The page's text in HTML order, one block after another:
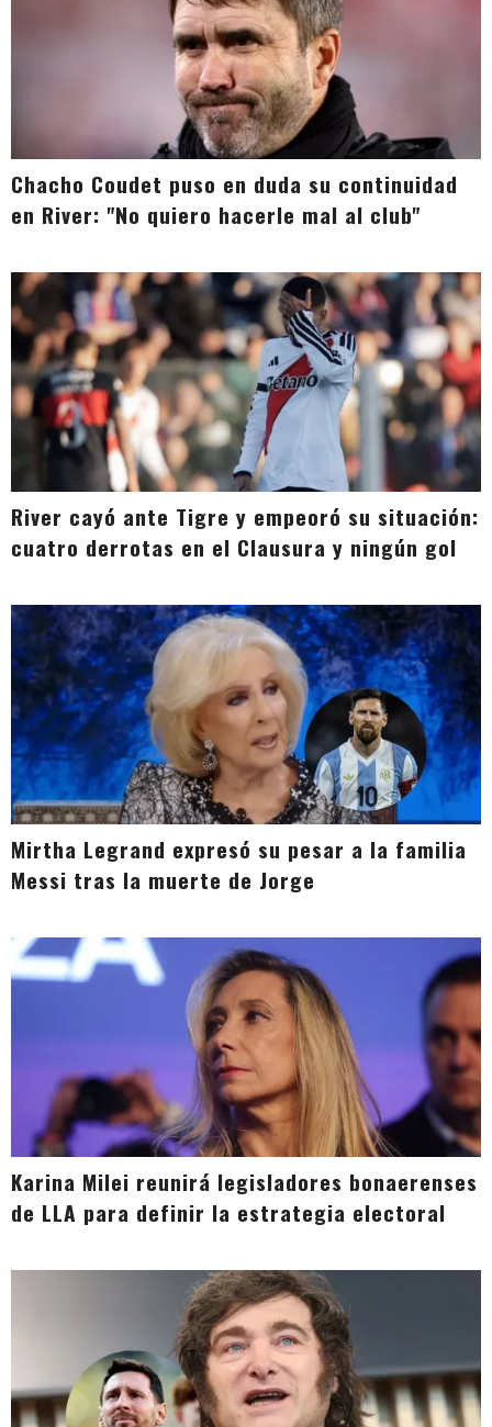
Chacho Coudet puso en duda su continuidad
en River: "No quiero hacerle mal al club"
River cayó ante Tigre y empeoró su situación:
cuatro derrotas en el Clausura y ningún gol
Mirtha Legrand expresó su pesar a la familia
Messi tras la muerte de Jorge
Karina Milei reunirá legisladores bonaerenses
de LLA para definir la estrategia electoral